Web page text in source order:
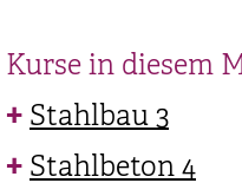
Kurse in diesem
Stahlbau 3
Stahlbeton 4